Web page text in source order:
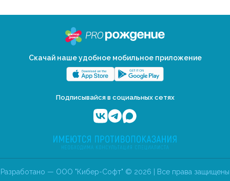
Скачай наше удобное мобильное приложение
Подписывайся в социальных сетях
Разработано — ООО "Кибер-Софт" © 2026 | Все права защищены